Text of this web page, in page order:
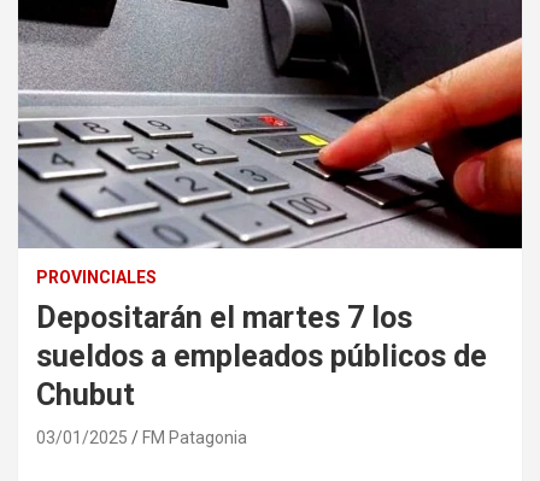
PROVINCIALES
Depositarán el martes 7 los
sueldos a empleados públicos de
Chubut
03/01/2025 FM Patagonia